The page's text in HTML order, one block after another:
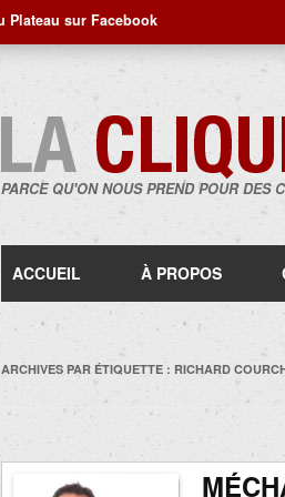
Plateau sur Facebook
PARCE QU'ON NOUS PREND POUR DES
ACCUEIL À PROPOS
ARCHIVES PAR ÉTIQUETTE : RICHARD